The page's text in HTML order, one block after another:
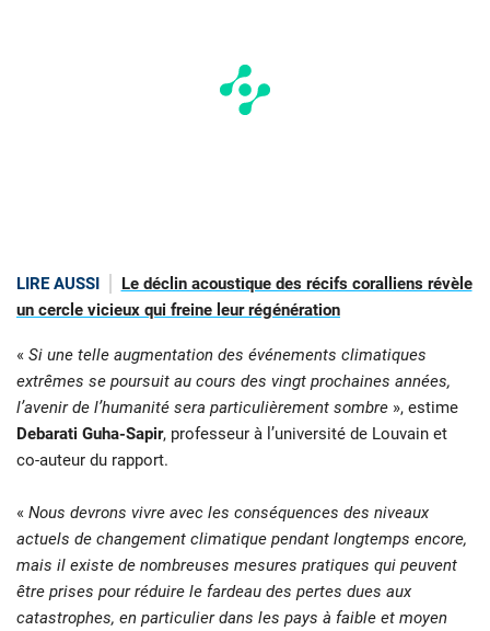
LIRE AUSSI
Le déclin acoustique des récifs coralliens révèle
un cercle vicieux qui freine leur régénération
« Si une telle augmentation des événements climatiques
extrêmes se poursuit au cours des vingt prochaines années,
l’avenir de l’humanité sera particulièrement sombre », estime
Debarati Guha-Sapir, professeur à l’université de Louvain et
co-auteur du rapport.
« Nous devrons vivre avec les conséquences des niveaux
actuels de changement climatique pendant longtemps encore,
mais il existe de nombreuses mesures pratiques qui peuvent
être prises pour réduire le fardeau des pertes dues aux
catastrophes, en particulier dans les pays à faible et moyen